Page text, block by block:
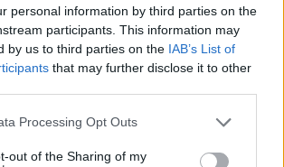
personal information by third parties on the
participants. This information may
by us to third parties on the IAB’s List of
that may further disclose it to other
this website/app uses one or more Google
visit or usage behaviour. You may click to
Processing Opt Outs
out of the Sharing of my